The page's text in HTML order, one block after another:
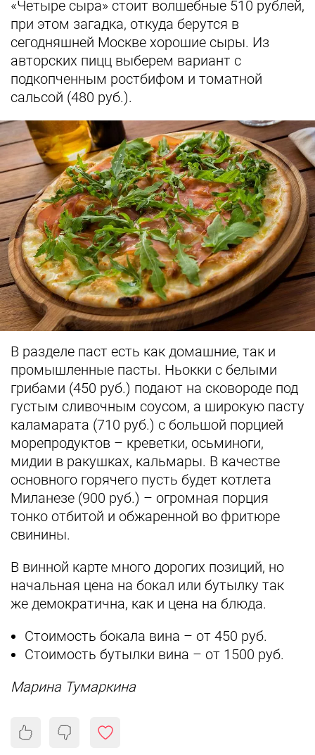
«Четыре сыра» стоит волшебные 510 рублей,
при этом загадка, откуда берутся в
сегодняшней Москве хорошие сыры. Из
авторских пицц выберем вариант с
подкопченным ростбифом и томатной
сальсой (480 руб.).
В разделе паст есть как домашние, так и
промышленные пасты. Ньокки с белыми
грибами (450 руб.) подают на сковороде под
густым сливочным соусом, а широкую пасту
каламарата (710 руб.) с большой порцией
морепродуктов – креветки, осьминоги,
мидии в ракушках, кальмары. В качестве
основного горячего пусть будет котлета
Миланезе (900 руб.) – огромная порция
тонко отбитой и обжаренной во фритюре
свинины.
В винной карте много дорогих позиций, но
начальная цена на бокал или бутылку так
же демократична, как и цена на блюда.
Стоимость бокала вина – от 450 руб.
Стоимость бутылки вина – от 1500 руб.
Марина Тумаркина